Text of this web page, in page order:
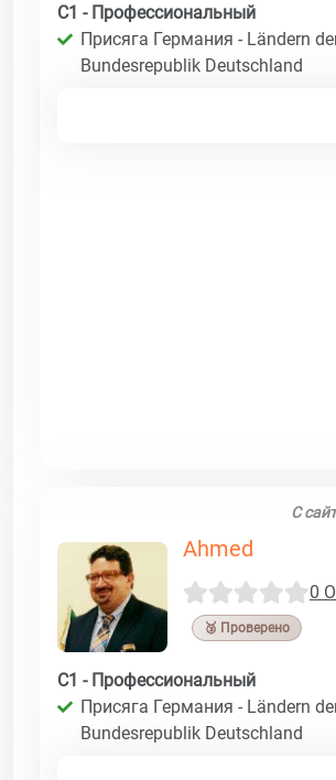
C1 - Профессиональный
Присяга Германия - Ländern
Bundesrepublik Deutschland
С
Ahmed
0
🥉 Проверено
C1 - Профессиональный
Присяга Германия - Ländern
Bundesrepublik Deutschland